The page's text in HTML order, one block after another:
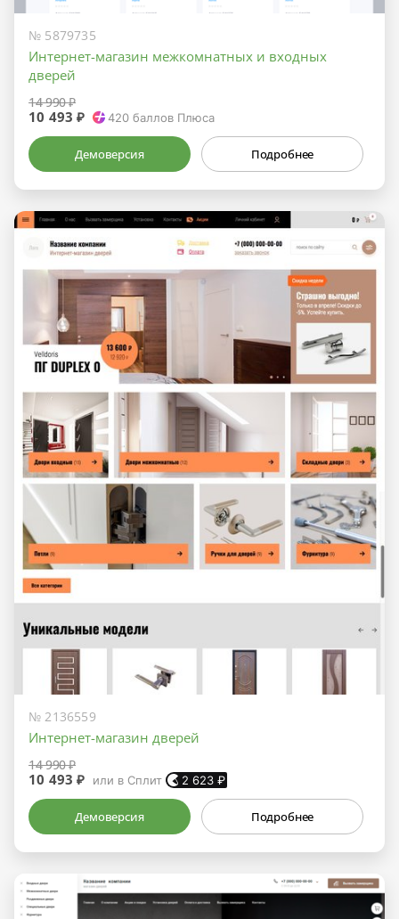
№ 5879735
Интернет-магазин межкомнатных и входных
дверей
14 990 ₽
10 493 ₽ 420баллов Плюса
Демоверсия Подробнее
№ 2136559
Интернет-магазин дверей
14 990 ₽
10 493 ₽ или в Сплит 2 623₽
Демоверсия Подробнее